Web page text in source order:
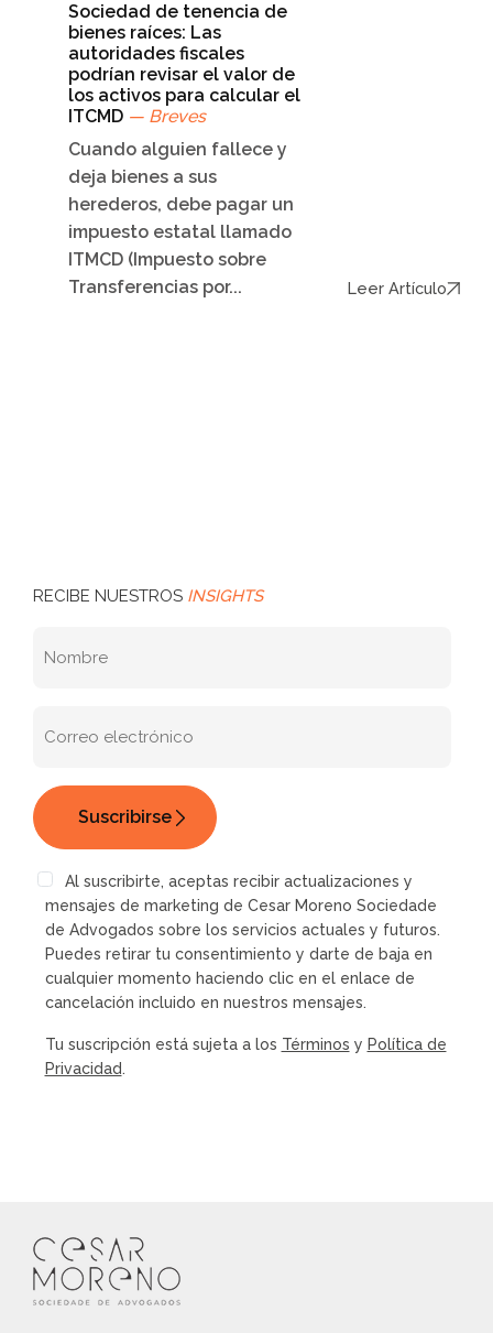
Sociedad de tenencia de
bienes raíces: Las
autoridades fiscales
podrían revisar el valor de
los activos para calcular el
ITCMD — Breves
Cuando alguien fallece y
deja bienes a sus
herederos, debe pagar un
impuesto estatal llamado
ITMCD (Impuesto sobre
Transferencias por...
Leer Artículo
RECIBE NUESTROS INSIGHTS
Al suscribirte, aceptas recibir actualizaciones y
mensajes de marketing de Cesar Moreno Sociedade
de Advogados sobre los servicios actuales y futuros.
Puedes retirar tu consentimiento y darte de baja en
cualquier momento haciendo clic en el enlace de
cancelación incluido en nuestros mensajes.
Tu suscripción está sujeta a los Términos y Política de
Privacidad.